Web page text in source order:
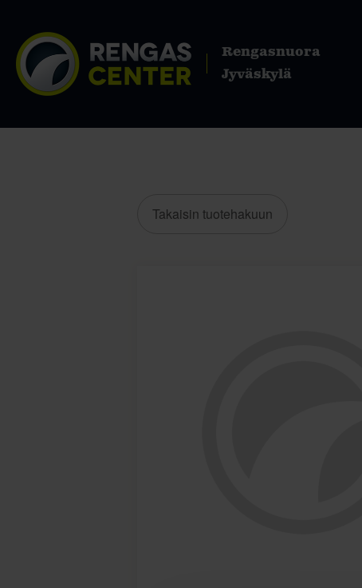
Rengasnuora
Jyväskylä
Takaisin tuotehakuun